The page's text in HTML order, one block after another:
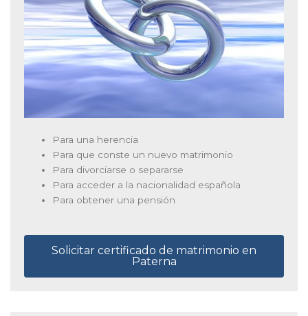
Para una herencia
Para que conste un nuevo matrimonio
Para divorciarse o separarse
Para acceder a la nacionalidad española
Para obtener una pensión
Solicitar certificado de matrimonio en
Paterna